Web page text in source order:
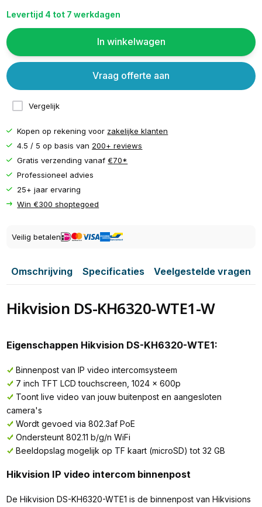
Levertijd 4 tot 7 werkdagen
In winkelwagen
Vergelijk
Vraag offerte aan
Kopen op rekening voor zakelijke klanten
4.5 / 5 op basis van 200+ reviews
Gratis verzending vanaf€70*
Professioneel advies
25+ jaar ervaring
Win €300 shoptegoed
Veilig betalen
Omschrijving Specificaties Veelgestelde vragen
Hikvision DS-KH6320-WTE1-W
Eigenschappen Hikvision DS-KH6320-WTE1:
Binnenpost van IP video intercomsysteem
7 inch TFT LCD touchscreen, 1024 × 600p
Toont live video van jouw buitenpost en aangesloten
camera's
Wordt gevoed via 802.3af PoE
Ondersteunt 802.11 b/g/n WiFi
Beeldopslag mogelijk op TF kaart (microSD) tot 32 GB
Hikvision IP video intercom binnenpost
De Hikvision DS-KH6320-WTE1 is de binnenpost van Hikvisions